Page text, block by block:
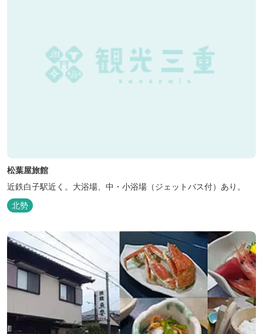
松葉屋旅館
近鉄白子駅近く。大浴場、中・小浴場（ジェットバス付）あり。
北勢